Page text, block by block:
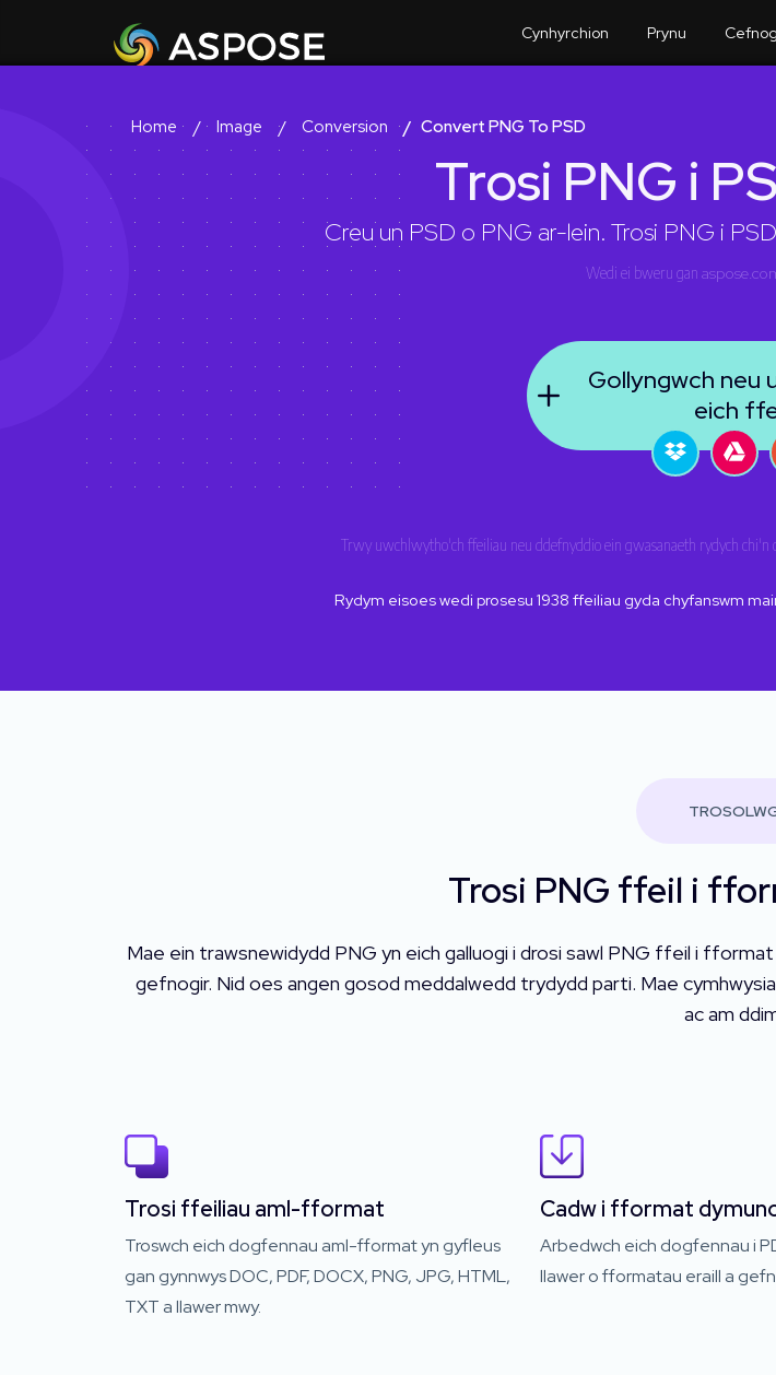
Cynhyrchion Prynu
Home Image Conversion Convert PNG To PSD
Trosi PNG i
Creu un PSD o PNG ar-lein. Trosi PNG i
Wedi ei bweru gan
Gollyngwch neu
eich
Trwy uwchlwytho'ch ffeiliau neu ddefnyddio ein gwasanaeth rydych
Rydym eisoes wedi prosesu 1938 ffeiliau gyda chyfanswm
Trosi PNG ffeil i
Mae ein trawsnewidydd PNG yn eich galluogi i drosi sawl PNG ffeil i
gefnogir. Nid oes angen gosod meddalwedd trydydd parti. Mae
ac am
Trosi ffeiliau aml-fformat
Troswch eich dogfennau aml-fformat yn gyfleus
gan gynnwys DOC, PDF, DOCX, PNG, JPG, HTML,
TXT a llawer mwy.
Cadw i fformat
Arbedwch eich dogfennau i
llawer o fformatau eraill a